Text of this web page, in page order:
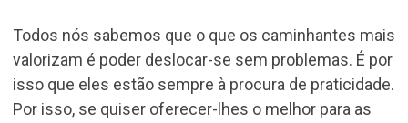
Todos nós sabemos que o que os caminhantes mais
valorizam é poder deslocar-se sem problemas. É por
isso que eles estão sempre à procura de praticidade.
Por isso, se quiser oferecer-lhes o melhor para as